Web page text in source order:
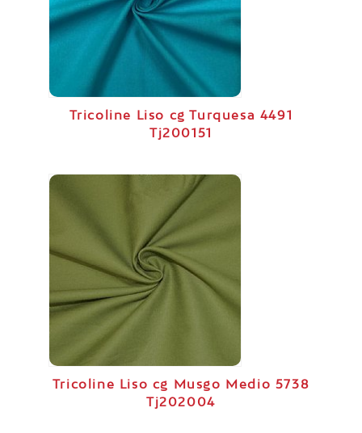
Tricoline Liso cg Turquesa 4491
Tj200151
Tricoline Liso cg Musgo Medio 5738
Tj202004